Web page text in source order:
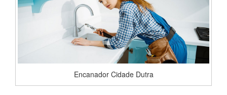
Encanador Cidade Dutra